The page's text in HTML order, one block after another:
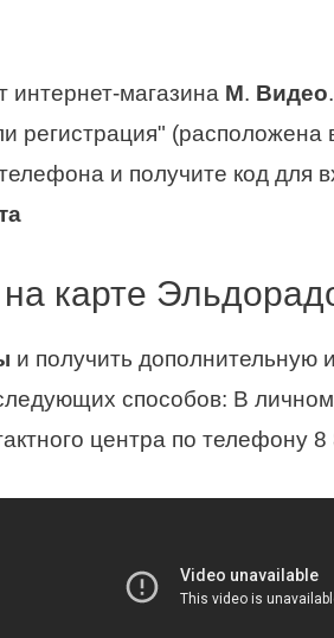
магазина М. Видео.
регистрация" (расположена
и получите код
карте
и получить
способов: В личном
центра по телефону